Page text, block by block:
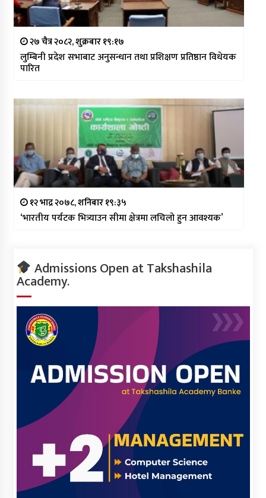
२७ चैत्र २०८२, शुक्रबार १९:१७
लुम्बिनी प्रदेश सभाबाट अनुसन्धान तथा प्रशिक्षण प्रतिष्ठान विधेयक
पारित
१२ भाद्र २०७८, शनिबार १९:३५
‘भारतीय पर्यटक भित्र्याउन सीमा क्षेत्रमा लचिलो हुन आवश्यक’
Admissions Open at Takshashila
Academy.